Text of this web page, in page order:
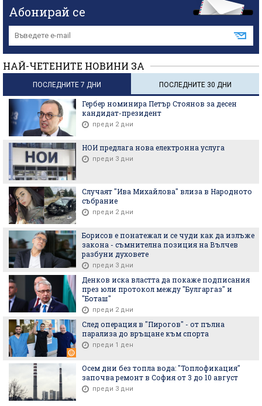
Абонирай се
НАЙ-ЧЕТЕНИТЕ НОВИНИ ЗА
ПОСЛЕДНИТЕ 7 ДНИ ПОСЛЕДНИТЕ 30 ДНИ
Гербер номинира Петър Стоянов за десен
кандидат-президент
преди 2 дни
НОИ предлага нова електронна услуга
преди 3 дни
Случаят "Ива Михайлова" влиза в Народното
събрание
преди 2 дни
Борисов е понатежал и се чуди как да излъже
закона - съмнителна позиция на Вълчев
разбуни духовете
преди 3 дни
Денков иска властта да покаже подписания
през юли протокол между "Булгаргаз" и
"Боташ"
преди 2 дни
След операция в "Пирогов" - от пълна
парализа до връщане към спорта
преди 1 ден
Осем дни без топла вода: "Топлофикация"
започва ремонт в София от 3 до 10 август
преди 3 дни